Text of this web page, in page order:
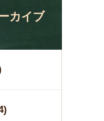
カイブ